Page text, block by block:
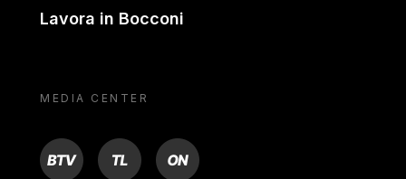
Lavora in Bocconi
MEDIA CENTER
BTV TL ON